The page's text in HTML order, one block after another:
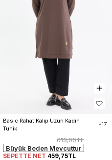
Basic Rahat Kalıp Uzun Kadın
Tunik
+17
613,00TL
Büyük Beden Mevcuttur
SEPETTE NET 459,75TL